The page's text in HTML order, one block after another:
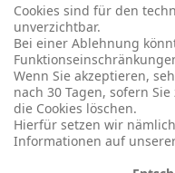
Jumping Fitness Erwachsene
16. Juli 2026
Kinderfest in Neukirchen
16. Juli 2026
Cookies sind für den
unverzichtbar.
Bei einer Ablehnung
Wenn Sie akzeptieren,
nach 30 Tagen, sofern
die Cookies löschen.
Hierfür setzen wir
Informationen auf